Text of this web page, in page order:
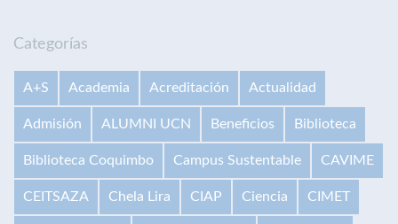
Categorías
A+S Academia Acreditación Actualidad
Admisión ALUMNI UCN Beneficios Biblioteca
Biblioteca Coquimbo Campus Sustentable CAVIME
CEITSAZA Chela Lira CIAP Ciencia CIMET